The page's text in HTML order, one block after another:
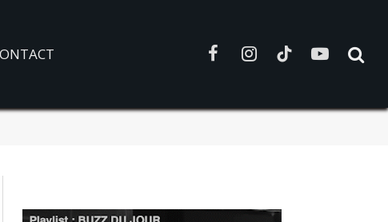
FacebookInstagramTikTokYouTube